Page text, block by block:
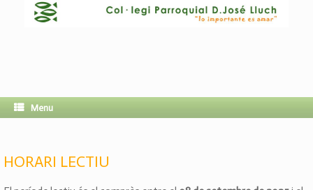
Menu
HORARI LECTIU